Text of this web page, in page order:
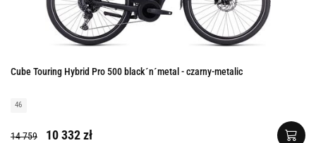
Cube Touring Hybrid Pro 500 black´n´metal - czarny-metalic
46
14 759 10 332 zł